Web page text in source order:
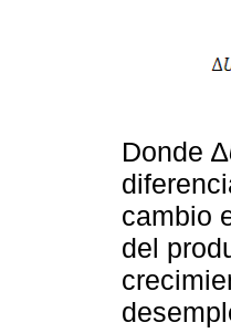
Donde ∆
cambio
del